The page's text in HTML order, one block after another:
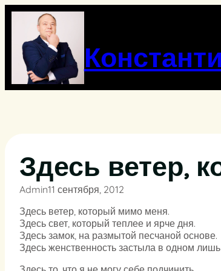
Перейти
содержимому
Здесь ветер,
Admin11 сентября, 2012
Здесь ветер, который мимо меня.
Здесь свет, который теплее и ярче дня.
Здесь замок, на размытой песчаной основе.
Здесь женственность застыла в одном